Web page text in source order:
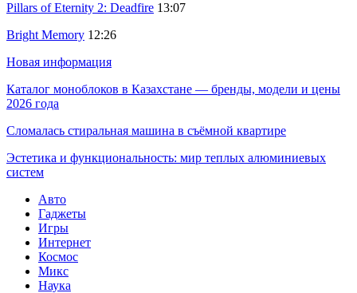
Pillars of Eternity 2: Deadfire 13:07
Bright Memory 12:26
Новая информация
Каталог моноблоков в Казахстане — бренды, модели и цены
2026 года
Сломалась стиральная машина в съёмной квартире
Эстетика и функциональность: мир теплых алюминиевых
систем
Авто
Гаджеты
Игры
Интернет
Космос
Микс
Наука